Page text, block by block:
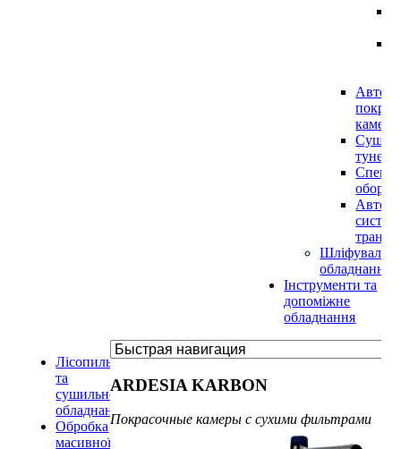
камеры
тунели
обладнання
Інструменти та
допоміжне
обладнання
Лісопильне
та
сушильне
обладнання
Обробка
масивної
ARDESIA KARBON
Покрасочные камеры с сухими фильтрами